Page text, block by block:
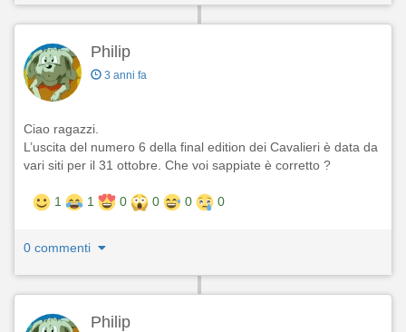
Philip
3 anni fa
Ciao ragazzi.
L’uscita del numero 6 della final edition dei Cavalieri è data da
vari siti per il 31 ottobre. Che voi sappiate è corretto ?
1 1 0 0 0 0
0 commenti
Philip